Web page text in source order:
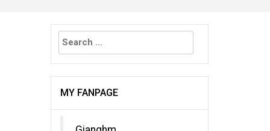
Search
for:
MY FANPAGE